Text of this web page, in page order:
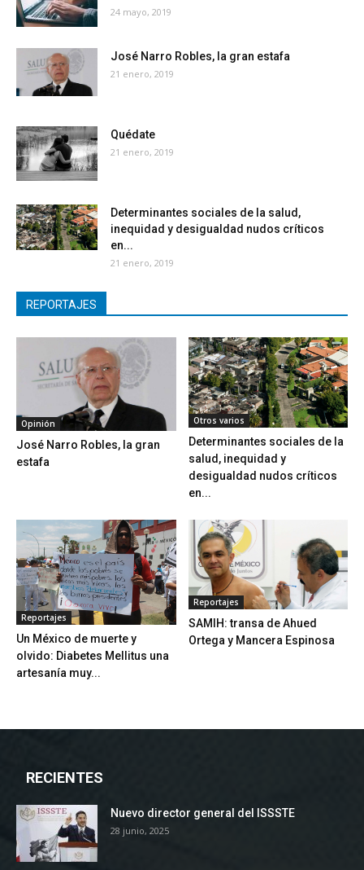
24 mayo, 2019
José Narro Robles, la gran estafa
21 enero, 2019
Quédate
21 enero, 2019
Determinantes sociales de la salud,
inequidad y desigualdad nudos críticos
en...
21 enero, 2019
REPORTAJES
Opinión
José Narro Robles, la gran
estafa
Otros varios
Determinantes sociales de la
salud, inequidad y
desigualdad nudos críticos
en...
Reportajes
Un México de muerte y
olvido: Diabetes Mellitus una
artesanía muy...
Reportajes
SAMIH: transa de Ahued
Ortega y Mancera Espinosa
RECIENTES
Nuevo director general del ISSSTE
28 junio, 2025